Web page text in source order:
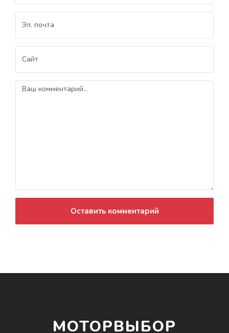
Оставить комментарий
МОТОРВЫБОР